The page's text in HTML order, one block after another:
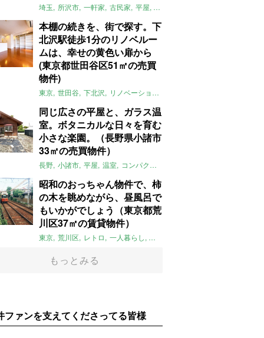
埼玉 所沢市 一軒家 古民家 平屋 庭
本棚の続きを、街で探す。下
北沢駅徒歩1分のリノベルー
ムは、幸せの黄色い扉から
(東京都世田谷区51㎡の売買
物件)
東京 世田谷 下北沢 リノベーション
同じ広さの平屋と、ガラス温
室。ボタニカルな日々を育む
小さな楽園。（長野県小諸市
33㎡の売買物件）
長野 小諸市 平屋 温室 コンパクト
昭和のおっちゃん物件で、柿
の木を眺めながら、昼風呂で
もいかがでしょう（東京都荒
川区37㎡の賃貸物件）
東京 荒川区 レトロ 一人暮らし タイル
もっとみる
ファンを支えてくださってる皆様